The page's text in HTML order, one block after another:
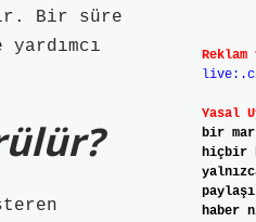
Bir süre
Yasal
bir
hiçbir
haber